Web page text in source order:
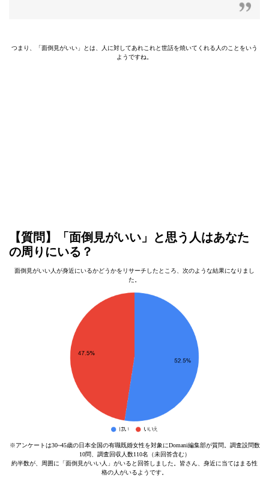
つまり、「面倒見がいい」とは、人に対してあれこれと世話を焼いてくれる人のことをいう
ようですね。
【質問】「面倒見がいい」と思う人はあなた
の周りにいる？
面倒見がいい人が身近にいるかどうかをリサーチしたところ、次のような結果になりまし
た。
※アンケートは30~45歳の日本全国の有職既婚女性を対象にDomani編集部が質問。調査設問数
10問、調査回収人数110名（未回答含む）
約半数が、周囲に「面倒見がいい人」がいると回答しました。皆さん、身近に当てはまる性
格の人がいるようです。